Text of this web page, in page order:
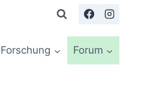
Forschung Forum